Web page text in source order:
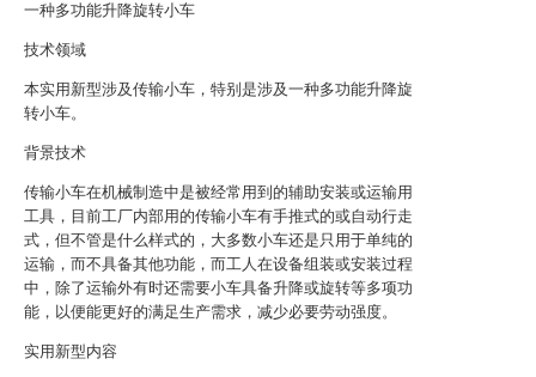
一种多功能升降旋转小车
技术领域
本实用新型涉及传输小车，特别是涉及一种多功能升降旋
转小车。
背景技术
传输小车在机械制造中是被经常用到的辅助安装或运输用
工具，目前工厂内部用的传输小车有手推式的或自动行走
式，但不管是什么样式的，大多数小车还是只用于单纯的
运输，而不具备其他功能，而工人在设备组装或安装过程
中，除了运输外有时还需要小车具备升降或旋转等多项功
能，以便能更好的满足生产需求，减少必要劳动强度。
实用新型内容